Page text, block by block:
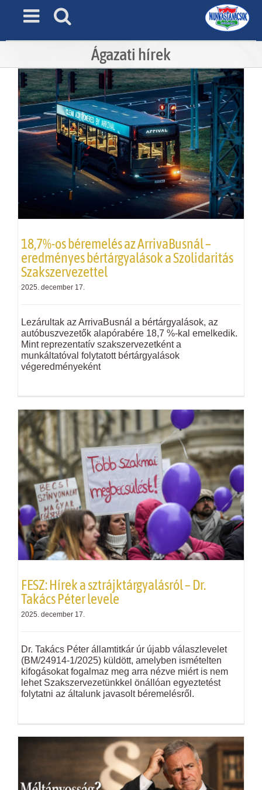
Ágazati hírek
18,7%-os béremelés az ArrivaBusnál –
eredményes bértárgyalások a Szolidaritás
Szakszervezettel
2025. december 17.
Lezárultak az ArrivaBusnál a bértárgyalások, az
autóbuszvezetők alapórabére 18,7 %-kal emelkedik.
Mint reprezentatív szakszervezetként a
munkáltatóval folytatott bértárgyalások
végeredményeként
FESZ: Hírek a sztrájktárgyalásról – Dr.
Takács Péter levele
2025. december 17.
Dr. Takács Péter államtitkár úr újabb válaszlevelet
(BM/24914-1/2025) küldött, amelyben ismételten
kifogásokat fogalmaz meg arra nézve miért is nem
lehet Szakszervezetünkkel önállóan egyeztetést
folytatni az általunk javasolt béremelésről.